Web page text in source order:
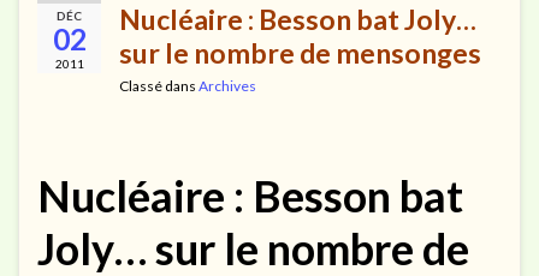
DÉC
02
2011
Nucléaire : Besson bat Joly…
sur le nombre de mensonges
Classé dans Archives
Nucléaire : Besson bat
Joly… sur le nombre de